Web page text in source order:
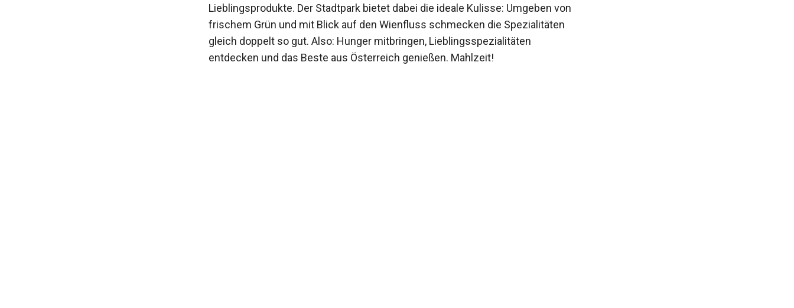
Lieblingsprodukte. Der Stadtpark bietet dabei die ideale Kulisse: Umgeben von
frischem Grün und mit Blick auf den Wienfluss schmecken die Spezialitäten
gleich doppelt so gut. Also: Hunger mitbringen, Lieblingsspezialitäten
entdecken und das Beste aus Österreich genießen. Mahlzeit!